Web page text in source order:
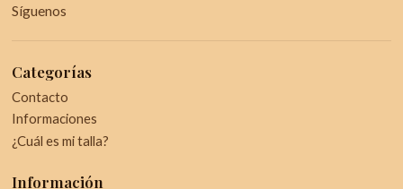
Síguenos
Categorías
Contacto
Informaciones
¿Cuál es mi talla?
Información